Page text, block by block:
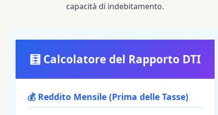
capacità di indebitamento.
🧮 Calcolatore del Rapporto DTI
💰 Reddito Mensile (Prima delle Tasse)